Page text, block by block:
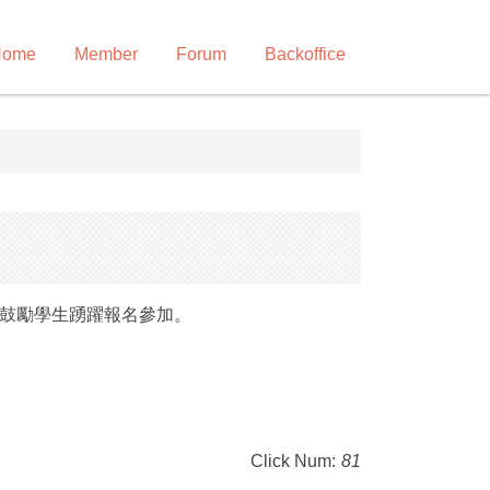
Member Forum Backoffice
勵學生踴躍報名參加。
Click Num: 81